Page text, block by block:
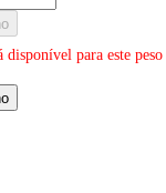
disponível para este peso